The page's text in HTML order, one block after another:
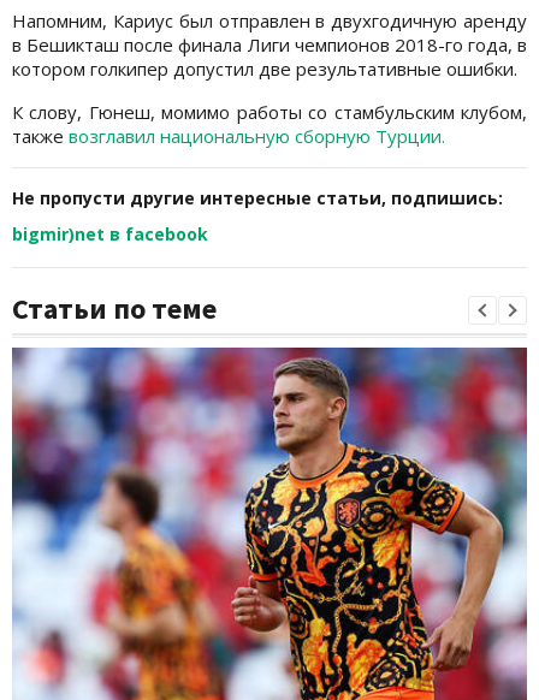
Напомним, Кариус был отправлен в двухгодичную аренду
в Бешикташ после финала Лиги чемпионов 2018-го года, в
котором голкипер допустил две результативные ошибки.
К слову, Гюнеш, момимо работы со стамбульским клубом,
также возглавил национальную сборную Турции.
Не пропусти другие интересные статьи, подпишись:
bigmir)net в facebook
Статьи по теме